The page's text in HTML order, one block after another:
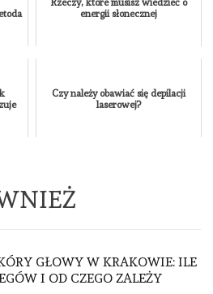
Rzeczy, które musisz wiedzieć o
energii słonecznej
Czy należy obawiać się depilacji
laserowej?
GŁOWY W KRAKOWIE: ILE
I OD CZEGO ZALEŻY